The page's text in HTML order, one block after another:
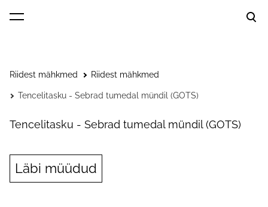
lisati ostukorvi.
Riidest mähkmed Riidest mähkmed
Tencelitasku - Sebrad tumedal mündil (GOTS)
Tencelitasku - Sebrad tumedal mündil (GOTS)
Läbi müüdud